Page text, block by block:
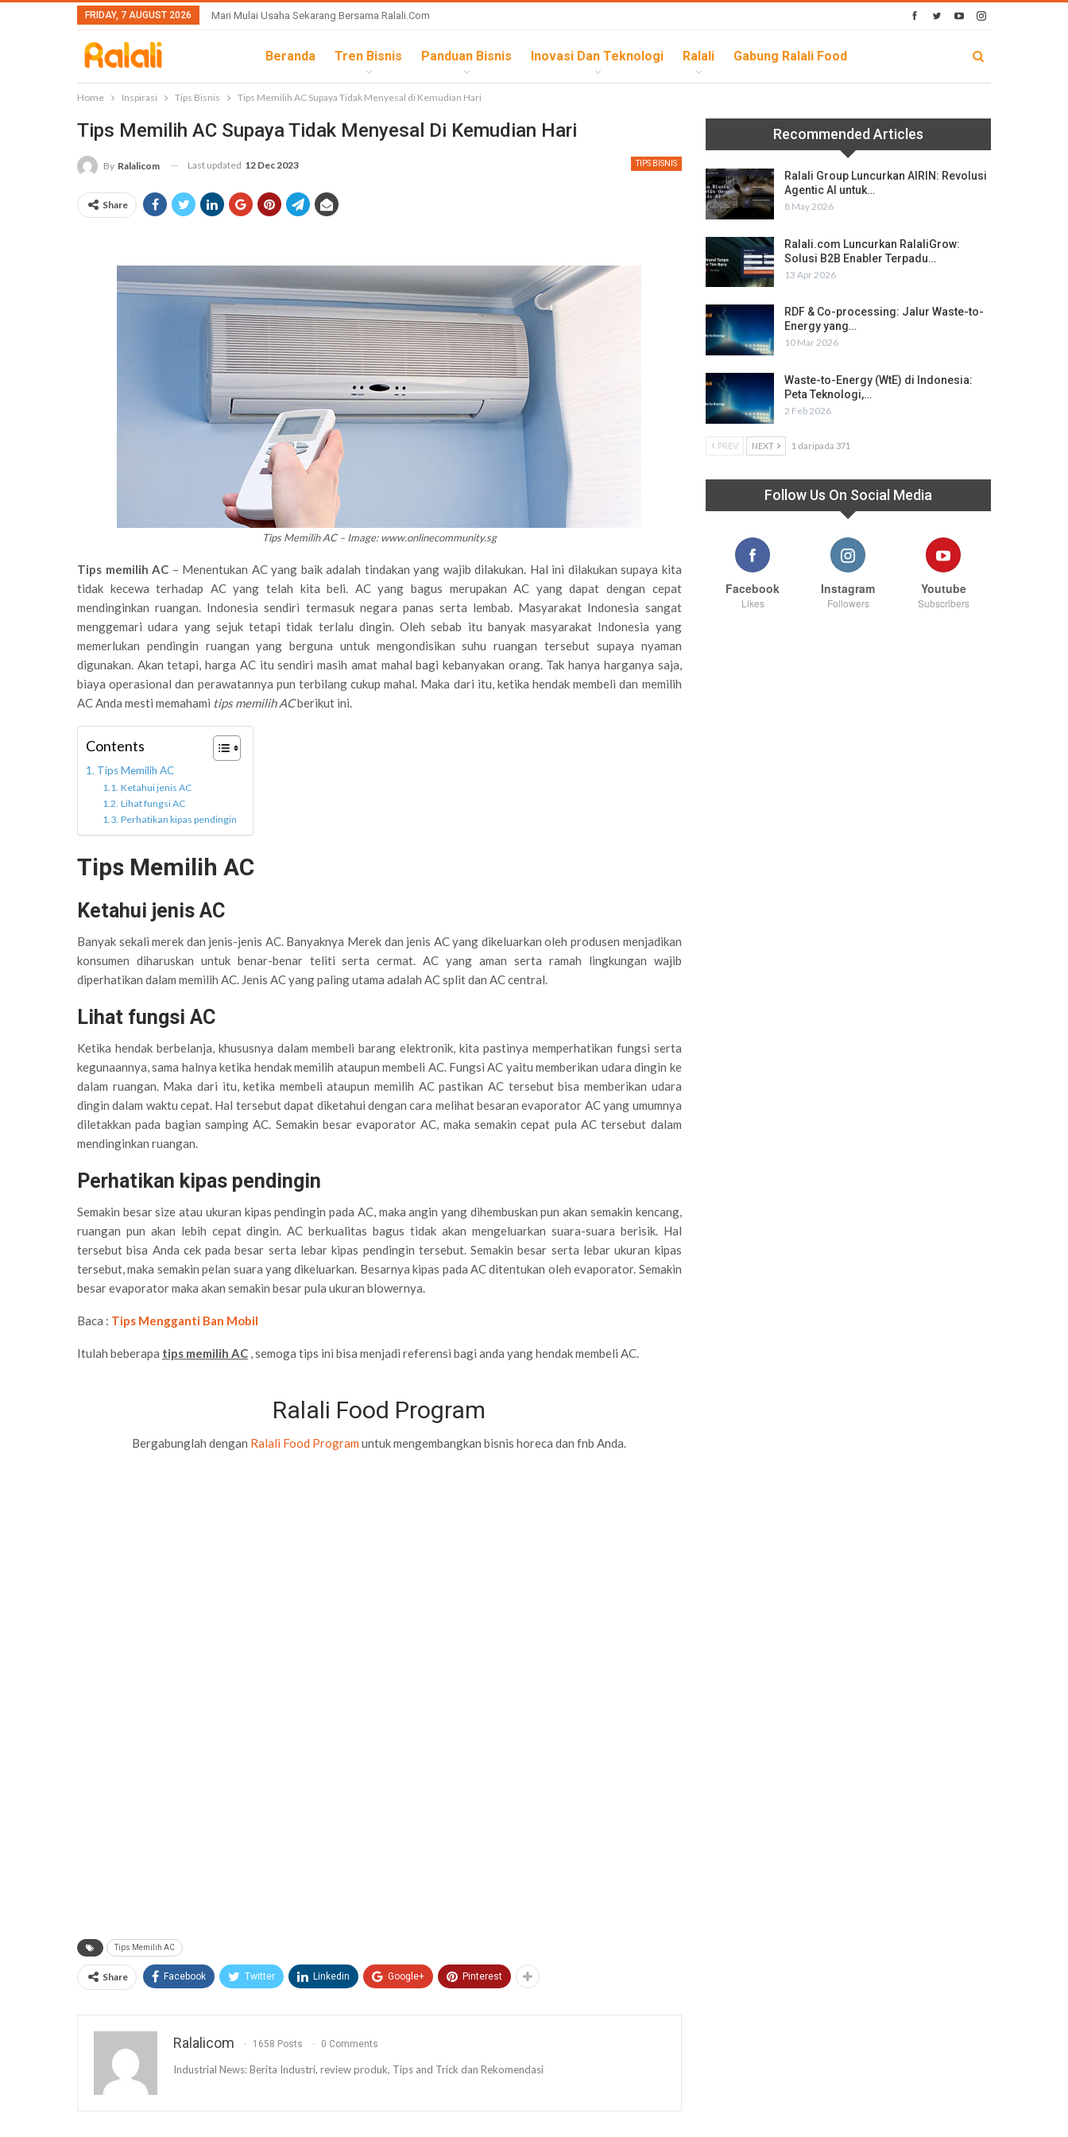
FRIDAY, 7 AUGUST 2026 Mari Mulai Usaha Sekarang Bersama Ralali.com
Beranda Tren Bisnis Panduan Bisnis Inovasi Dan Teknologi Ralali Gabung Ralali Food
Home Inspirasi Tips Bisnis Tips Memilih AC Supaya Tidak Menyesal di Kemudian Hari
Tips Memilih AC Supaya Tidak Menyesal Di Kemudian Hari
TIPS BISNIS
By Ralalicom Last updated 12 Dec 2023
Share
Tips Memilih AC – Image: www.onlinecommunity.sg
Tips memilih AC – Menentukan AC yang baik adalah tindakan yang wajib dilakukan. Hal ini dilakukan supaya kita
tidak kecewa terhadap AC yang telah kita beli. AC yang bagus merupakan AC yang dapat dengan cepat
mendinginkan ruangan. Indonesia sendiri termasuk negara panas serta lembab. Masyarakat Indonesia sangat
menggemari udara yang sejuk tetapi tidak terlalu dingin. Oleh sebab itu banyak masyarakat Indonesia yang
memerlukan pendingin ruangan yang berguna untuk mengondisikan suhu ruangan tersebut supaya nyaman
digunakan. Akan tetapi, harga AC itu sendiri masih amat mahal bagi kebanyakan orang. Tak hanya harganya saja,
biaya operasional dan perawatannya pun terbilang cukup mahal. Maka dari itu, ketika hendak membeli dan memilih
AC Anda mesti memahami tips memilih ACberikut ini.
Contents
Tips Memilih AC
Ketahui jenis AC
Lihat fungsi AC
Perhatikan kipas pendingin
Tips Memilih AC
Ketahui jenis AC
Banyak sekali merek dan jenis-jenis AC. Banyaknya Merek dan jenis AC yang dikeluarkan oleh produsen menjadikan
konsumen diharuskan untuk benar-benar teliti serta cermat. AC yang aman serta ramah lingkungan wajib
diperhatikan dalam memilih AC. Jenis AC yang paling utama adalah AC split dan AC central.
Lihat fungsi AC
Ketika hendak berbelanja, khususnya dalam membeli barang elektronik, kita pastinya memperhatikan fungsi serta
kegunaannya, sama halnya ketika hendak memilih ataupun membeli AC. Fungsi AC yaitu memberikan udara dingin ke
dalam ruangan. Maka dari itu, ketika membeli ataupun memilih AC pastikan AC tersebut bisa memberikan udara
dingin dalam waktu cepat. Hal tersebut dapat diketahui dengan cara melihat besaran evaporator AC yang umumnya
diletakkan pada bagian samping AC. Semakin besar evaporator AC, maka semakin cepat pula AC tersebut dalam
mendinginkan ruangan.
Perhatikan kipas pendingin
Semakin besar size atau ukuran kipas pendingin pada AC, maka angin yang dihembuskan pun akan semakin kencang,
ruangan pun akan lebih cepat dingin. AC berkualitas bagus tidak akan mengeluarkan suara-suara berisik. Hal
tersebut bisa Anda cek pada besar serta lebar kipas pendingin tersebut. Semakin besar serta lebar ukuran kipas
tersebut, maka semakin pelan suara yang dikeluarkan. Besarnya kipas pada AC ditentukan oleh evaporator. Semakin
besar evaporator maka akan semakin besar pula ukuran blowernya.
Baca : Tips Mengganti Ban Mobil
Itulah beberapa tips memilih AC , semoga tips ini bisa menjadi referensi bagi anda yang hendak membeli AC.
Ralali Food Program
Bergabunglah dengan Ralali Food Program untuk mengembangkan bisnis horeca dan fnb Anda.
Tips Memilih AC
Share Facebook Twitter Linkedin Google+ Pinterest
Ralalicom 1658 Posts 0 Comments
Industrial News: Berita Industri, review produk, Tips and Trick dan Rekomendasi
Recommended Articles
Ralali Group Luncurkan AIRIN: Revolusi
Agentic AI untuk…
8 May 2026
Ralali.com Luncurkan RalaliGrow:
Solusi B2B Enabler Terpadu…
13 Apr 2026
RDF & Co-processing: Jalur Waste-to-
Energy yang…
10 Mar 2026
Waste-to-Energy (WtE) di Indonesia:
Peta Teknologi,…
2 Feb 2026
PREV NEXT 1 daripada 371
Follow Us On Social Media
Facebook
Likes
Instagram
Followers
Youtube
Subscribers